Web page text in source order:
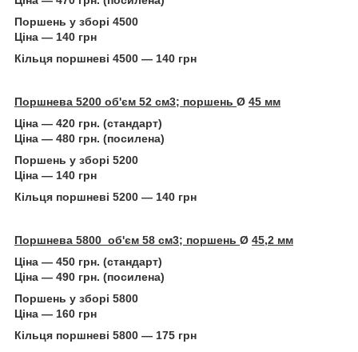
Поршень у зборі 4500
Ціна — 140 грн
Кільця поршневі 4500 — 140 грн
Поршнева 5200 об'єм 52 см3; поршень Ø 45 мм
Ціна — 420 грн. (стандарт)
Ціна — 480 грн. (посилена)
Поршень у зборі 5200
Ціна — 140 грн
Кільця поршневі 5200 — 140 грн
Поршнева 5800 об'єм 58 см3; поршень Ø 45,2 мм
Ціна — 450 грн. (стандарт)
Ціна — 490 грн. (посилена)
Поршень у зборі 5800
Ціна — 160 грн
Кільця поршневі 5800 — 175 грн